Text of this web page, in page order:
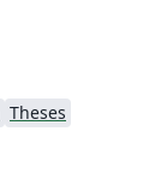
Theses